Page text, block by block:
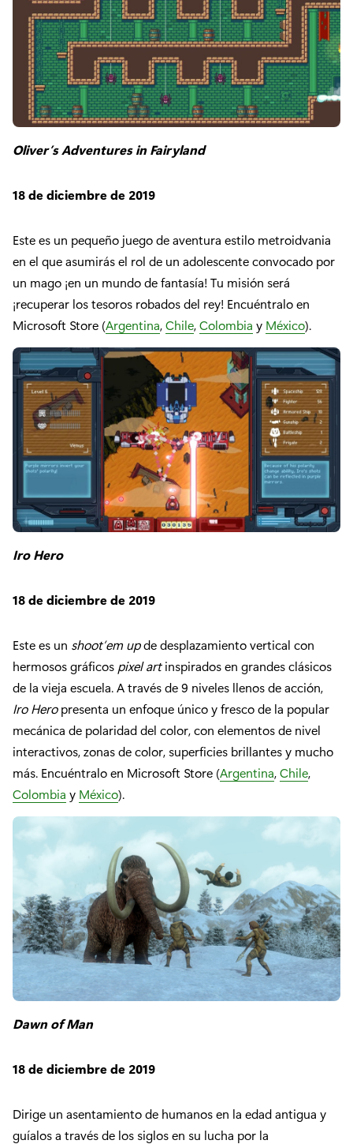
Oliver’s Adventures in Fairyland
18 de diciembre de 2019
Este es un pequeño juego de aventura estilo metroidvania
en el que asumirás el rol de un adolescente convocado por
un mago ¡en un mundo de fantasía! Tu misión será
¡recuperar los tesoros robados del rey! Encuéntralo en
Microsoft Store (Argentina,Chile,Colombia y México).
Iro Hero
18 de diciembre de 2019
Este es un shoot’em upde desplazamiento vertical con
hermosos gráficos pixel artinspirados en grandes clásicos
de la vieja escuela. A través de 9 niveles llenos de acción,
Iro Heropresenta un enfoque único y fresco de la popular
mecánica de polaridad del color, con elementos de nivel
interactivos, zonas de color, superficies brillantes y mucho
más. Encuéntralo en Microsoft Store (Argentina,Chile,
Colombia y México).
Dawn of Man
18 de diciembre de 2019
Dirige un asentamiento de humanos en la edad antigua y
guíalos a través de los siglos en su lucha por la